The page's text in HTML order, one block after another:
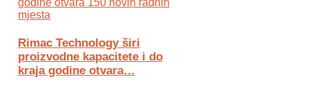
Rimac Technology širi
proizvodne kapacitete i do
kraja godine otvara…